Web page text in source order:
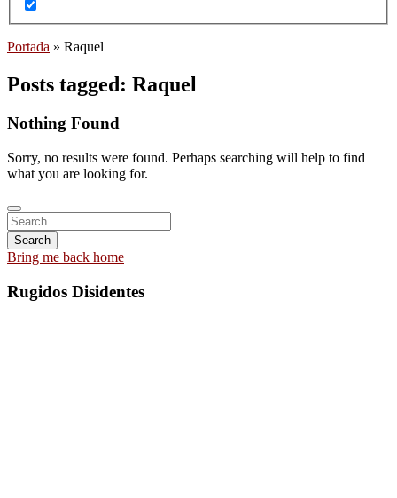
Portada » Raquel
Posts tagged: Raquel
Nothing Found
Sorry, no results were found. Perhaps searching will help to find
what you are looking for.
Bring me back home
Rugidos Disidentes